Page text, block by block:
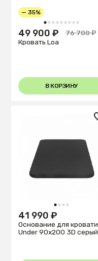
1 2 3 4 5 6 7 8 9
— 35%
49 900 ₽
76 700 ₽
Кровать Loa
В КОРЗИНУ
1 2 3 4
41 990 ₽
Основание для кровати
Under 90x200 3D серый